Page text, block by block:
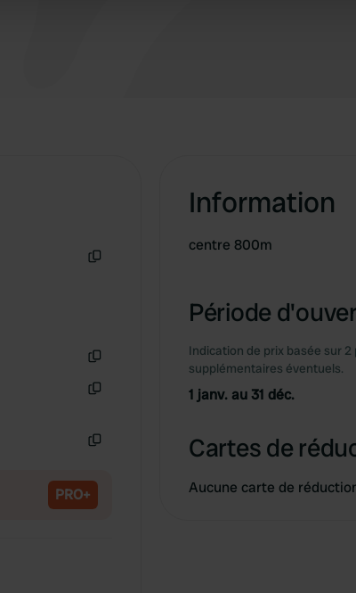
PRO+
Information
centre 800m
Période
Indication de prix basée sur
supplémentaires éventuels.
1 janv. au 31 déc.
Cartes de
Aucune carte de